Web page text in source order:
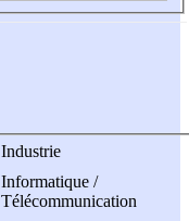
Industrie
Informatique /
Télécommunication